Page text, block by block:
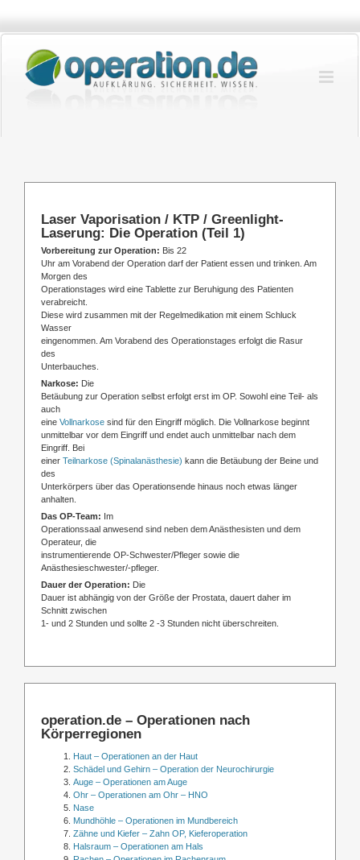
springen
Laser Vaporisation / KTP / Greenlight-
Laserung: Die Operation (Teil 1)
Vorbereitung zur Operation: Bis 22
Uhr am Vorabend der Operation darf der Patient essen und trinken. Am
Morgen des
Operationstages wird eine Tablette zur Beruhigung des Patienten
verabreicht.
Diese wird zusammen mit der Regelmedikation mit einem Schluck
Wasser
eingenommen. Am Vorabend des Operationstages erfolgt die Rasur
des
Unterbauches.
Narkose: Die
Betäubung zur Operation selbst erfolgt erst im OP. Sowohl eine Teil- als
auch
eine Vollnarkose sind für den Eingriff möglich. Die Vollnarkose beginnt
unmittelbar vor dem Eingriff und endet auch unmittelbar nach dem
Eingriff. Bei
einer Teilnarkose (Spinalanästhesie) kann die Betäubung der Beine und
des
Unterkörpers über das Operationsende hinaus noch etwas länger
anhalten.
Das OP-Team: Im
Operationssaal anwesend sind neben dem Anästhesisten und dem
Operateur, die
instrumentierende OP-Schwester/Pfleger sowie die
Anästhesieschwester/-pfleger.
Dauer der Operation: Die
Dauer ist abhängig von der Größe der Prostata, dauert daher im
Schnitt zwischen
1- und 2 Stunden und sollte 2 -3 Stunden nicht überschreiten.
operation.de – Operationen nach
Körperregionen
Haut – Operationen an der Haut
Schädel und Gehirn – Operation der Neurochirurgie
Auge – Operationen am Auge
Ohr – Operationen am Ohr – HNO
Nase
Mundhöhle – Operationen im Mundbereich
Zähne und Kiefer – Zahn OP, Kieferoperation
Halsraum – Operationen am Hals